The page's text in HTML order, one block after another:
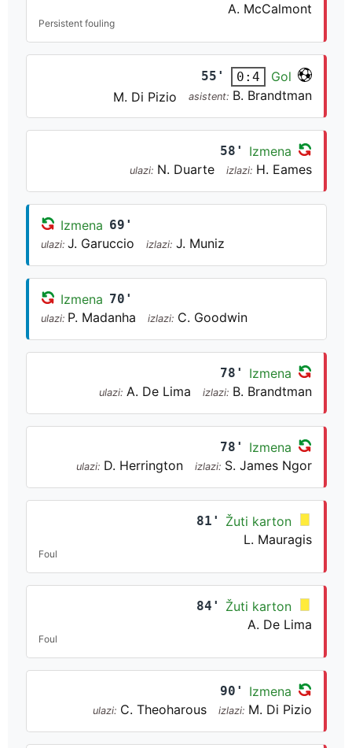
A. McCalmont
Persistent fouling
55' 0:4
Gol
M. Di Pizio
asistent: B. Brandtman
58' Izmena
ulazi: N. Duarte izlazi: H. Eames
Izmena 69'
ulazi: J. Garuccio izlazi: J. Muniz
Izmena 70'
ulazi: P. Madanha izlazi: C. Goodwin
78' Izmena
ulazi: A. De Lima izlazi: B. Brandtman
78' Izmena
ulazi: D. Herrington izlazi: S. James Ngor
81'
Žuti karton
L. Mauragis
Foul
84'
Žuti karton
A. De Lima
Foul
90' Izmena
ulazi: C. Theoharous izlazi: M. Di Pizio